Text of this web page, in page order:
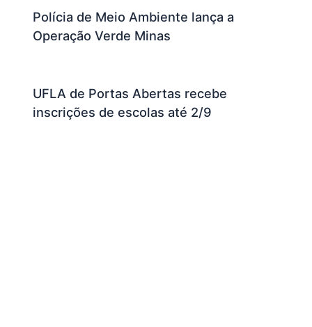
Polícia de Meio Ambiente lança a
Operação Verde Minas
UFLA de Portas Abertas recebe
inscrições de escolas até 2/9